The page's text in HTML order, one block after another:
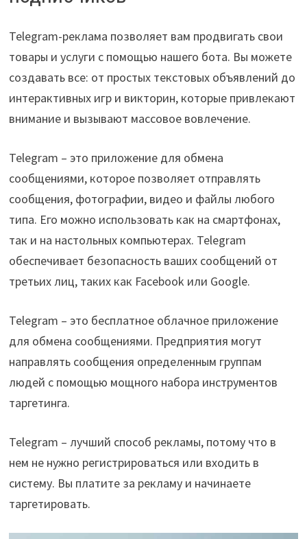
Telegram-реклама позволяет вам продвигать свои
товары и услуги с помощью нашего бота. Вы можете
создавать все: от простых текстовых объявлений до
интерактивных игр и викторин, которые привлекают
внимание и вызывают массовое вовлечение.
Telegram – это приложение для обмена
сообщениями, которое позволяет отправлять
сообщения, фотографии, видео и файлы любого
типа. Его можно использовать как на смартфонах,
так и на настольных компьютерах. Telegram
обеспечивает безопасность ваших сообщений от
третьих лиц, таких как Facebook или Google.
Telegram – это бесплатное облачное приложение
для обмена сообщениями. Предприятия могут
направлять сообщения определенным группам
людей с помощью мощного набора инструментов
таргетинга.
Telegram – лучший способ рекламы, потому что в
нем не нужно регистрироваться или входить в
систему. Вы платите за рекламу и начинаете
таргетировать.